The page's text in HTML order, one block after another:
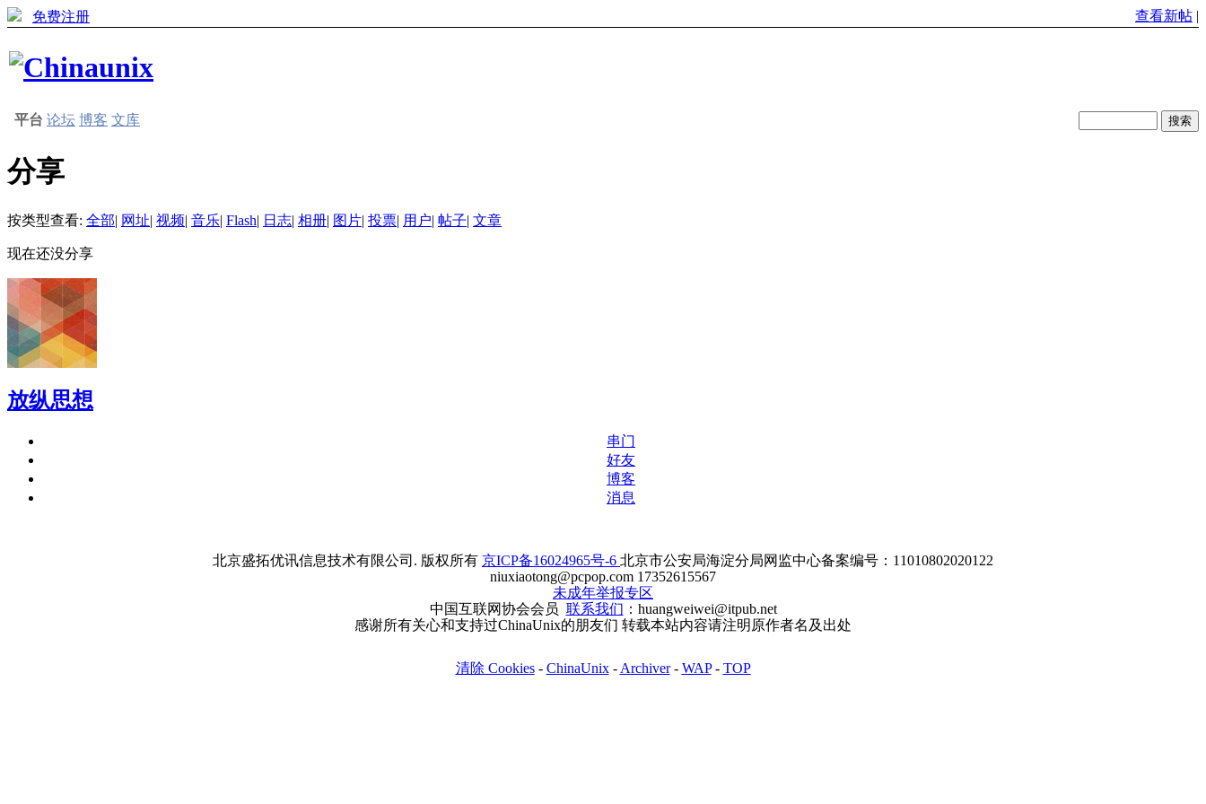
免费注册 查看新帖 |
平台 论坛 博客 文库
分享
按类型查看: 全部| 网址| 视频| 音乐| Flash| 日志| 相册| 图片| 投票| 用户| 帖子| 文章
现在还没分享
放纵思想
串门
好友
博客
消息
北京盛拓优讯信息技术有限公司. 版权所有 京ICP备16024965号-6 北京市公安局海淀分局网监中心备案编号：11010802020122
niuxiaotong@pcpop.com 17352615567
未成年举报专区
中国互联网协会会员 联系我们 ：huangweiwei@itpub.net
感谢所有关心和支持过ChinaUnix的朋友们 转载本站内容请注明原作者名及出处
清除 Cookies- ChinaUnix- Archiver- WAP- TOP